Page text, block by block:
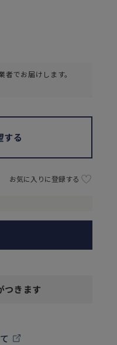
者でお届けします。
する
お気に入りに登録する
つきます